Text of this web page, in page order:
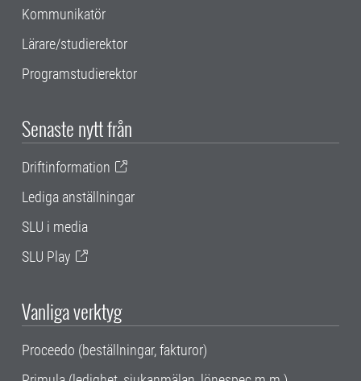
Kommunikatör
Lärare/studierektor
Programstudierektor
Senaste nytt från
Driftinformation
Lediga anställningar
SLU i media
SLU Play
Vanliga verktyg
Proceedo (beställningar, fakturor)